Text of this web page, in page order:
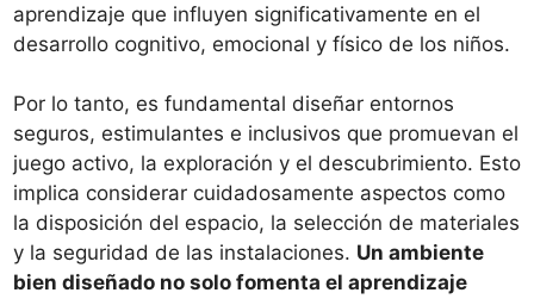
aprendizaje que influyen significativamente en el
desarrollo cognitivo, emocional y físico de los niños.
Por lo tanto, es fundamental diseñar entornos
seguros, estimulantes e inclusivos que promuevan el
juego activo, la exploración y el descubrimiento. Esto
implica considerar cuidadosamente aspectos como
la disposición del espacio, la selección de materiales
y la seguridad de las instalaciones. Un ambiente
bien diseñado no solo fomenta el aprendizaje